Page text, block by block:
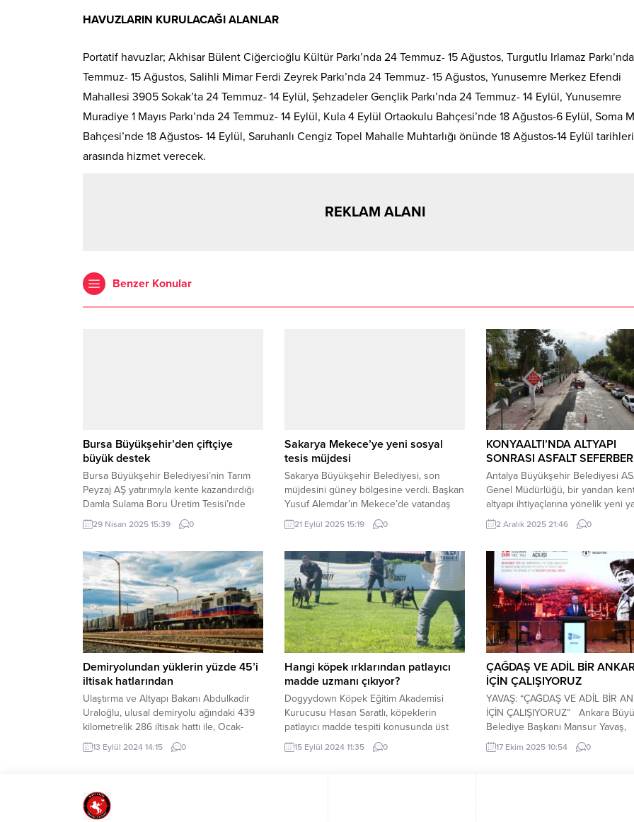
HAVUZLARIN KURULACAĞI ALANLAR
Portatif havuzlar; Akhisar Bülent Ciğercioğlu Kültür Parkı’nda 24 Temmuz- 15 Ağustos, Turgutlu Irlamaz
Temmuz- 15 Ağustos, Salihli Mimar Ferdi Zeyrek Parkı’nda 24 Temmuz- 15 Ağustos, Yunusemre Merkez Efendi
Mahallesi 3905 Sokak’ta 24 Temmuz- 14 Eylül, Şehzadeler Gençlik Parkı’nda 24 Temmuz- 14 Eylül, Yunusemre
Muradiye 1 Mayıs Parkı’nda 24 Temmuz- 14 Eylül, Kula 4 Eylül Ortaokulu Bahçesi’nde 18 Ağustos-6 Eylül, Soma
Bahçesi’nde 18 Ağustos- 14 Eylül, Saruhanlı Cengiz Topel Mahalle Muhtarlığı önünde 18 Ağustos-14 Eylül tarihleri
arasında hizmet verecek.
REKLAM ALANI
Benzer Konular
Bursa Büyükşehir’den çiftçiye
büyük destek
Bursa Büyükşehir Belediyesi’nin Tarım
Peyzaj AŞ yatırımıyla kente kazandırdığı
Damla Sulama Boru Üretim Tesisi’nde
(Tarım Plast Fabrikası) yüzde 100 geri
dönüşüm hammaddesiyle üretilen
düzenlenen törenle çiftçilere teslim
edildi. BURSA (İGFA) – Bursa’da her
alanda çiftçiyi destekleyen Büyükşehir
Belediyesi, kentin tarımsal geleceğini
şekillendirmeye, suyun verimli
kullanımını...
29 Nisan 2025 15:39 0
Sakarya Mekece’ye yeni sosyal
tesis müjdesi
Sakarya Büyükşehir Belediyesi, son
müjdesini güney bölgesine verdi. Başkan
Yusuf Alemdar’ın Mekece’de vatandaş
bulaşmasında sözünü verdiği sosyal
tesis, düğün salonu ve çok amaçlı
SAKARYA (İGFA) – Sakarya Büyükşehir
Belediyesi, şehrin 16 ilçesinde
vatandaşların sosyal ihtiyaçlarına yönelik
çalışmalarına devam ediyor. BİR MÜJDE
DE GÜNEYE Söğütlü’de çalışmaların
devam...
21 Eylül 2025 15:19 0
KONYAALTI’NDA ALTYAPI
SONRASI ASFALT
Antalya Büyükşehir Belediyesi
Genel Müdürlüğü, bir yandan
altyapı ihtiyaçlarına yönelik yeni
hayata geçirirken, diğer yandan
çalışmaları sonrası deforme olan
vatandaşların yaşam konforunu
Son 6 yılda merkez ve ilçelerde
milyon 574 bin 346 metrekare
çalışması gerçekleştiren ASAT,
2 Aralık 2025 21:46 0
Demiryolundan yüklerin yüzde 45’i
iltisak hatlarından
Ulaştırma ve Altyapı Bakanı Abdulkadir
Uraloğlu, ulusal demiryolu ağındaki 439
kilometrelik 286 iltisak hattı ile, Ocak-
Ağustos döneminde 7 milyon 842 bin ton
yük taşındığını açıkladı. ANKARA (İGFA) –
hammadde, yarı mamul ve nihai
ürünlerini taşımak için fabrikalara
13 Eylül 2024 14:15 0
Hangi köpek ırklarından patlayıcı
madde uzmanı çıkıyor?
Dogyydown Köpek Eğitim Akademisi
Kurucusu Hasan Saratlı, köpeklerin
patlayıcı madde tespiti konusunda üst
düzey bir eğitim programı geliştirdiklerini
açıkladı. Saratlı, akademide verilen
sayesinde köpeklerin, patlayıcı maddeleri
güvenli bir şekilde tespit etmeleri için
özel olarak yetiştirildiğini belirtti. ANKARA
15 Eylül 2024 11:35 0
ÇAĞDAŞ VE ADİL BİR
İÇİN ÇALIŞIYORUZ
YAVAŞ: “ÇAĞDAŞ VE ADİL BİR
İÇİN ÇALIŞIYORUZ” Ankara
Belediye Başkanı Mansur Yavaş,
Ankara’nın başkent oluşunun 102.
dönümü dolayısıyla düzenlenen
17 Ekim 2025 10:54 0